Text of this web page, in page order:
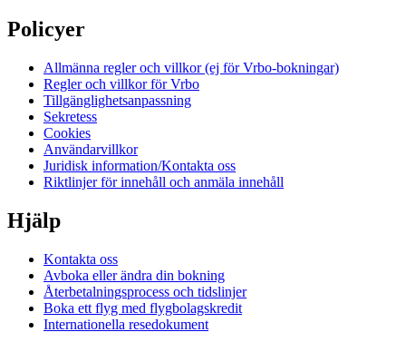
Policyer
Allmänna regler och villkor (ej för Vrbo-bokningar)
Regler och villkor för Vrbo
Tillgänglighetsanpassning
Sekretess
Cookies
Användarvillkor
Juridisk information/Kontakta oss
Riktlinjer för innehåll och anmäla innehåll
Hjälp
Kontakta oss
Avboka eller ändra din bokning
Återbetalningsprocess och tidslinjer
Boka ett flyg med flygbolagskredit
Internationella resedokument